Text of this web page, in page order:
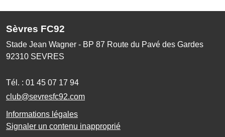
Sèvres FC92
Stade Jean Wagner - BP 87 Route du Pavé des Gardes
92310 SEVRES
Tél. : 01 45 07 17 94
club@sevresfc92.com
Informations légales
Signaler un contenu inapproprié